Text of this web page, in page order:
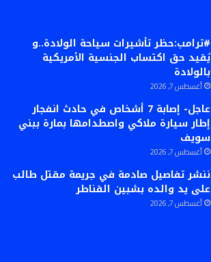
#ترامب:حظر تأشيرات سياحة الولادة..و
يُقيد حق اكتساب الجنسية الأمريكية
بالولادة
أغسطس 7, 2026
عاجل- إصابة 7 أشخاص في حادث انفجار
إطار سيارة ملاكي واصطدامها بمارة ببني
سويف
أغسطس 7, 2026
ننشر تفاصيل صادمة في جريمة مقتل طالب
على يد والده بشبين القناطر
أغسطس 7, 2026